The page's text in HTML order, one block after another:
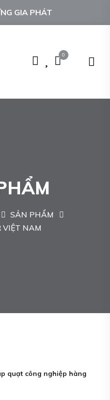
GIA PHÁT
0
SẢN PHẨM
VIỆT NAM
quạt công nghiệp hàng